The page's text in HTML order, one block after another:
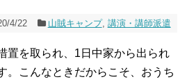
4/22 山賊キャンプ, 講演・講師派遣
置を取られ、1日中家から出られ
。こんなときだからこそ、おうち